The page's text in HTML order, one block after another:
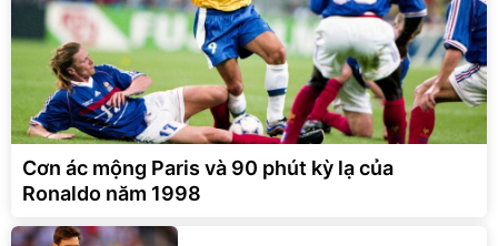
Cơn ác mộng Paris và 90 phút kỳ lạ của
Ronaldo năm 1998